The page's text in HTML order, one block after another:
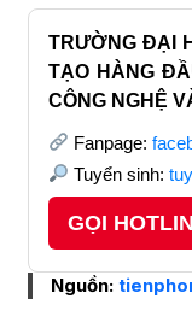
TRƯỜNG ĐẠI
TẠO HÀNG
CÔNG NGHỆ
Fanpage:
Tuyển sinh:
GỌI
Nguồn: